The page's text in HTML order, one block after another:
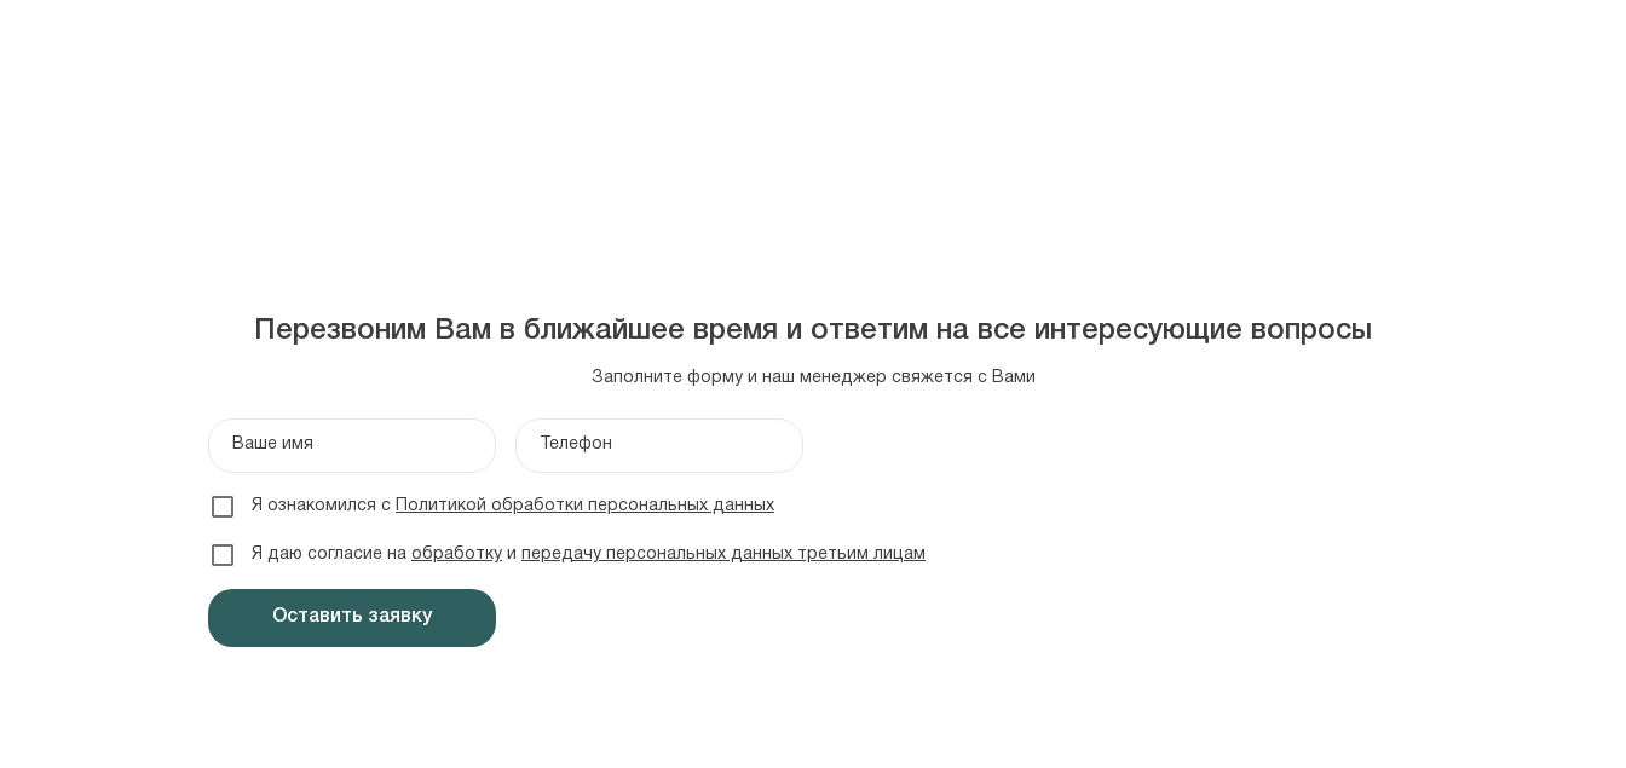
Перезвоним Вам в ближайшее время и ответим на все интересующие вопросы
Заполните форму и наш менеджер свяжется с Вами
Ваше имя Телефон
Я ознакомился с Политикой обработки персональных данных
Я даю согласие на обработку и передачу персональных данных третьим лицам
Оставить заявку